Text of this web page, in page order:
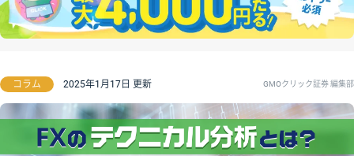
コラム 2025年1月17日 更新 GMOクリック証券 編集部